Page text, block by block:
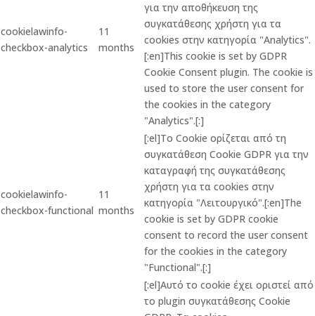
cookielawinfo-
checkbox-analytics
11
months
για την αποθήκευση της
συγκατάθεσης χρήστη για τα
cookies στην κατηγορία "Analytics".
[:en]This cookie is set by GDPR
Cookie Consent plugin. The cookie is
used to store the user consent for
the cookies in the category
"Analytics".[:]
cookielawinfo-
checkbox-functional
11
months
[:el]Το Cookie ορίζεται από τη
συγκατάθεση Cookie GDPR για την
καταγραφή της συγκατάθεσης
χρήστη για τα cookies στην
κατηγορία "Λειτουργικό".[:en]The
cookie is set by GDPR cookie
consent to record the user consent
for the cookies in the category
"Functional".[:]
[:el]Αυτό το cookie έχει οριστεί από
το plugin συγκατάθεσης Cookie